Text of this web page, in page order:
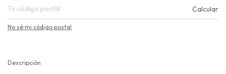
Calcular
No sé mi código postal
Descripción